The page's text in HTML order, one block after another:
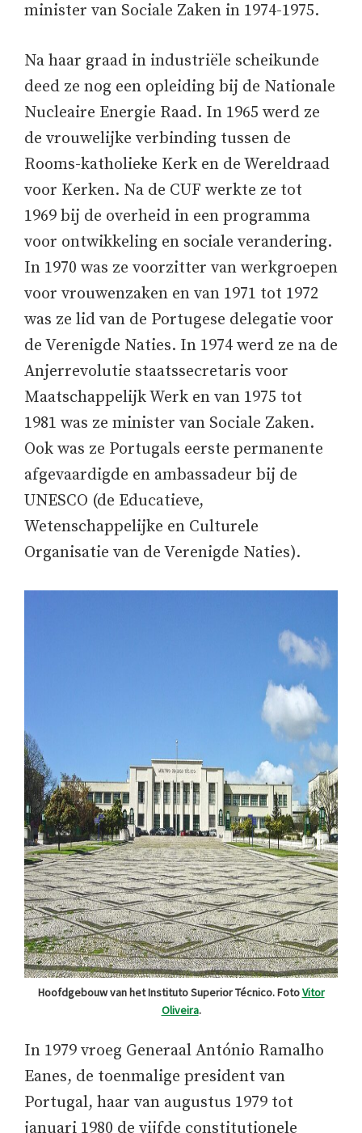
minister van Sociale Zaken in 1974-1975.
Na haar graad in industriële scheikunde
deed ze nog een opleiding bij de Nationale
Nucleaire Energie Raad. In 1965 werd ze
de vrouwelijke verbinding tussen de
Rooms-katholieke Kerk en de Wereldraad
voor Kerken. Na de CUF werkte ze tot
1969 bij de overheid in een programma
voor ontwikkeling en sociale verandering.
In 1970 was ze voorzitter van werkgroepen
voor vrouwenzaken en van 1971 tot 1972
was ze lid van de Portugese delegatie voor
de Verenigde Naties. In 1974 werd ze na de
Anjerrevolutie staatssecretaris voor
Maatschappelijk Werk en van 1975 tot
1981 was ze minister van Sociale Zaken.
Ook was ze Portugals eerste permanente
afgevaardigde en ambassadeur bij de
UNESCO (de Educatieve,
Wetenschappelijke en Culturele
Organisatie van de Verenigde Naties).
Hoofdgebouw van het Instituto Superior Técnico. FotoVitor
Oliveira.
In 1979 vroeg Generaal António Ramalho
Eanes, de toenmalige president van
Portugal, haar van augustus 1979 tot
januari 1980 de vijfde constitutionele